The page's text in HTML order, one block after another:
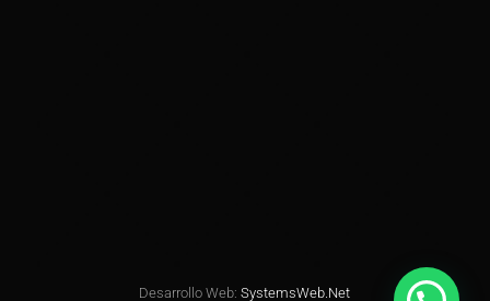
Desarrollo Web: SystemsWeb.Net